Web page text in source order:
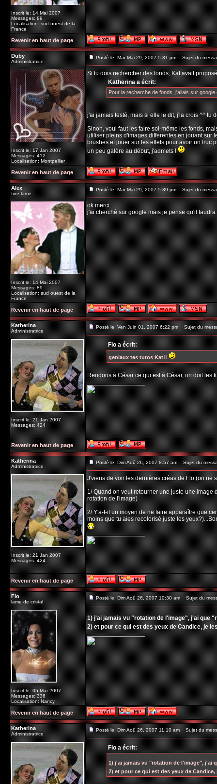
Inscrit le: 14 Mai 2007
Messages: 89
Localisation: sud ouest de la
France
Revenir en haut de page
Duby
Administratrice
Inscrit le: 17 Jan 2007
Messages: 412
Localisation: Montpellier
Posté le: Mar Mai 29, 2007 5:31 pm Sujet du
Si tu dois rechercher des fonds, Kat avait
Katherina a écrit:
Pour la recherche de fonds, j'allais sur
j'ai jamais testé, mais si elle le dit, j'la crois ^^ tu
Sinon, voui faut les faire soi-même les fonds,
utiliser pleins d'images differentes en jouant sur
brushes et jouer sur les effets pour avoir un truc
un peu galère au début, j'admets !
Revenir en haut de page
Alex
fine lame
Inscrit le: 14 Mai 2007
Messages: 89
Localisation: sud ouest de la
France
Posté le: Mar Mai 29, 2007 5:39 pm Sujet du
ok merci
j'ai cherché sur google mais je pense qu'il
Revenir en haut de page
Katherina
Administratrice
Inscrit le: 21 Jan 2007
Messages: 424
Posté le: Ven Juin 01, 2007 6:22 pm Sujet du
Flo a écrit:
geniaux tes tutos Kat!!
Rendons à César ce qui est à César, on doit les
_________________
Revenir en haut de page
Katherina
Administratrice
Inscrit le: 21 Jan 2007
Messages: 424
Posté le: Dim Aoû 26, 2007 8:57 am Sujet du
J'viens de voir les dernières créas de Flo (on ne
1/ Quand on veut retourner une juste une image
rotation de l'image)
2/ Y'a-t-il un moyen de ne faire apparaître que
moins que tu aies recolorisé juste les
_________________
Revenir en haut de page
Flo
lame de cristal
Inscrit le: 05 Mar 2007
Messages: 336
Localisation: Nancy
Posté le: Dim Aoû 26, 2007 10:30 am Sujet du
1) j'ai jamais vu "rotation de l'image", j'ai que
2) et pour ce qui est des yeux de Candice, je
_________________
Revenir en haut de page
Katherina
Administratrice
Posté le: Dim Aoû 26, 2007 11:10 am Sujet du
Flo a écrit:
1) j'ai jamais vu "rotation de l'image", j'ai
2) et pour ce qui est des yeux de